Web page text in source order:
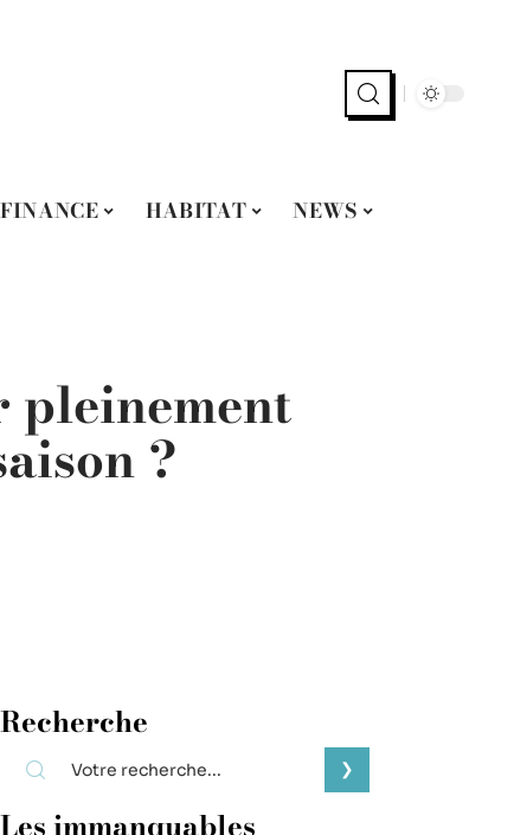
FINANCE HABITAT
NEWS
pleinement
?
Recherche
Les immanquables